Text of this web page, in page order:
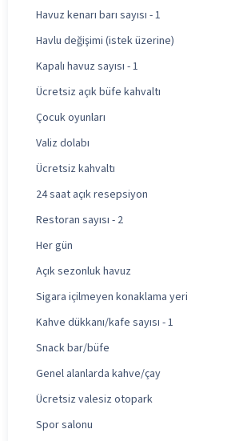
Havuz kenarı barı sayısı - 1
Havlu değişimi (istek üzerine)
Kapalı havuz sayısı - 1
Ücretsiz açık büfe kahvaltı
Çocuk oyunları
Valiz dolabı
Ücretsiz kahvaltı
24 saat açık resepsiyon
Restoran sayısı - 2
Her gün
Açık sezonluk havuz
Sigara içilmeyen konaklama yeri
Kahve dükkanı/kafe sayısı - 1
Snack bar/büfe
Genel alanlarda kahve/çay
Ücretsiz valesiz otopark
Spor salonu